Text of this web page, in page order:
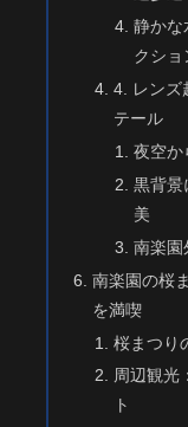
静かな
クショ
4. レンズ
テール
夜空か
黒背景
美
南楽園
南楽園の桜
を満喫
桜まつり
周辺観光
ト